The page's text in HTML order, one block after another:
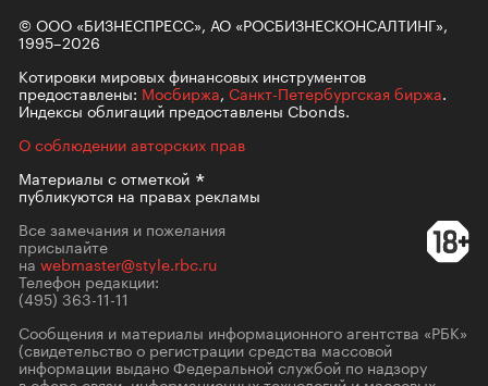
© ООО «БИЗНЕСПРЕСС», АО «РОСБИЗНЕСКОНСАЛТИНГ»,
1995–2026
Котировки мировых финансовых инструментов
предоставлены: Мосбиржа, Санкт-Петербургская биржа.
Индексы облигаций предоставлены Cbonds.
О соблюдении авторских прав
Материалы сотметкой
публикуются на правах рекламы
Все замечания и пожелания
присылайте
на webmaster@style.rbc.ru
Телефон редакции:
(495) 363-11-11
Сообщения и материалы информационного агентства «РБК»
(свидетельство о регистрации средства массовой
информации выдано Федеральной службой по надзору